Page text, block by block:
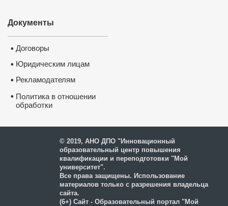
Документы
• Договоры
• Юридическим лицам
• Рекламодателям
• Политика в отношении
обработки
© 2019, АНО ДПО "Инновационный
образовательный центр повышения
квалификации и переподготовки "Мой
университет".
Все права защищены. Использование
материалов только с разрешения владельца
сайта.
(6+) Сайт - Образовательный портал "Мой